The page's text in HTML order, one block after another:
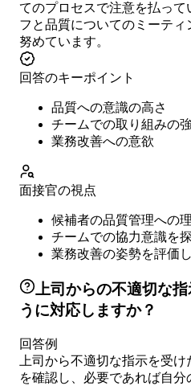
てのプロセスで注意を払っ
フと品質についてのミーテ
努めています。
回答のキーポイント
品質への意識の高さ
チームでの取り組みの
業務改善への意欲
面接官の視点
候補者の品質管理への
チームでの協力意識を
業務改善の姿勢を評価
上司からの不適切な
うに対応しますか？
回答例
上司から不適切な指示を受
を確認し、必要であれば自